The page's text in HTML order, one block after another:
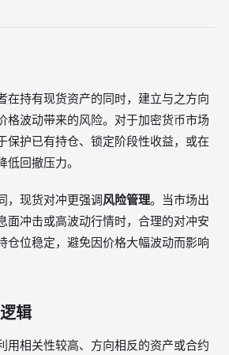
在持有现货资产的同时，建立与之方向
格波动带来的风险。对于加密货币市场
保护已有持仓、锁定阶段性收益，或在
回撤压力。
，现货对冲更强调风险管理。当市场出
面冲击或高波动行情时，合理的对冲安
仓位稳定，避免因价格大幅波动而影响
辑
用相关性较高、方向相反的资产或合约